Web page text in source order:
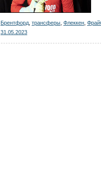
Брентфорд трансферы Флеккен
31.05.2023